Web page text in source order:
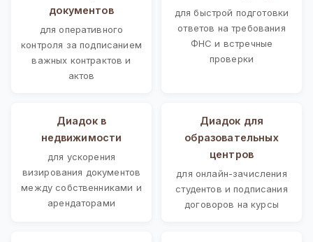
документов
для оперативного
контроля за подписанием
важных контрактов и
актов
для быстрой подготовки
ответов на требования
ФНС и встречные
проверки
Диадок в
недвижимости
для ускорения
визирования документов
между собственниками и
арендаторами
Диадок для
образовательных
центров
для онлайн-зачисления
студентов и подписания
договоров на курсы